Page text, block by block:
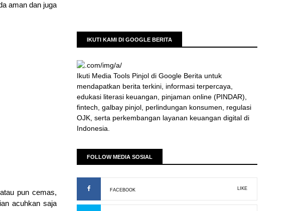
aman dan juga
pun cemas,
acuhkan saja
IKUTI KAMI DI GOOGLE BERITA
Ikuti Media Tools Pinjol di Google Berita untuk
mendapatkan berita terkini, informasi terpercaya,
edukasi literasi keuangan, pinjaman online (PINDAR),
fintech, galbay pinjol, perlindungan konsumen, regulasi
OJK, serta perkembangan layanan keuangan digital di
Indonesia.
FOLLOW MEDIA SOSIAL
FACEBOOK LIKE